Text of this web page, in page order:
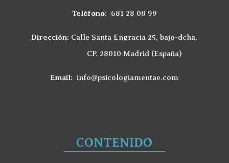
Teléfono: 681 28 08 99
Dirección: Calle Santa Engracia 25, bajo-dcha,
CP. 28010 Madrid (España)
Email:info@psicologiamentae.com
CONTENIDO